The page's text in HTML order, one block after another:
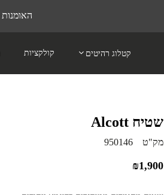
האומנות 20 א.ת. חדש נתניה
קטלוג רהיטים קולקציות
שטיח Alcott
מק"ט 950146
₪1,900